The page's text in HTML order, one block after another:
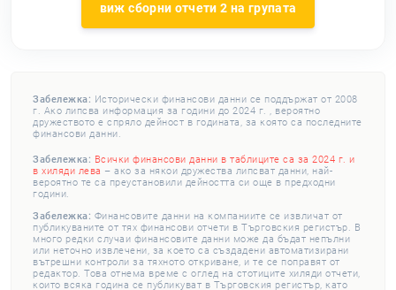
виж сборни отчети 2 на групата
Забележка: Исторически финансови данни се поддържат от 2008
г. Ако липсва информация за години до 2024 г. , вероятно
дружеството е спряло дейност в годината, за която са последните
финансови данни.
Забележка: Всички финансови данни в таблиците са за 2024 г. и
в хиляди лева – ако за някои дружества липсват данни, най-
вероятно те са преустановили дейността си още в предходни
години.
Забележка: Финансовите данни на компаниите се извличат от
публикуваните от тях финансови отчети в Търговския регистър. В
много редки случаи финансовите данни може да бъдат непълни
или неточно извлечени, за което са създадени автоматизирани
вътрешни контроли за тяхното откриване, и те се поправят от
редактор. Това отнема време с оглед на стотиците хиляди отчети,
които всяка година се публикуват в Търговския регистър, като